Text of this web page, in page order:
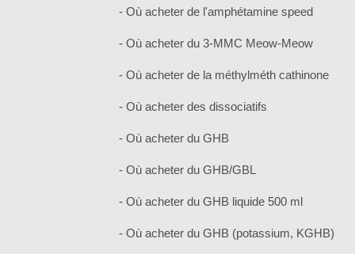
- Où acheter de l'amphétamine speed
- Où acheter du 3-MMC Meow-Meow
- Où acheter de la méthylméth cathinone
- Où acheter des dissociatifs
- Où acheter du GHB
- Où acheter du GHB/GBL
- Où acheter du GHB liquide 500 ml
- Où acheter du GHB (potassium, KGHB)